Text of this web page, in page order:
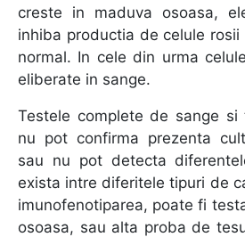
creste in maduva osoasa,
inhiba productia de celule
normal. In cele din urma
eliberate in sange.
Testele complete de sange si
nu pot confirma prezenta
sau nu pot detecta
exista intre diferitele tipuri de
imunofenotiparea, poate fi
osoasa, sau alta proba de